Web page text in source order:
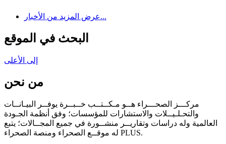
عرض المزيد من الأخبار...
البحث في الموقع
إلى الأعلى
من نحن
مركـــز الصحـــراء هــو مـكــتــب خــبــرة يوفــر البيـانــات
والتحـلـيــلات والاستشارات للمؤسسات؛ وفق أنظمة الجـودة
العالمية وله دراسات وتقاريــر منشــورة في جميع المجــالات؛ يتبع
له موقــع الصحراء ومنصة الصحراء PLUS.